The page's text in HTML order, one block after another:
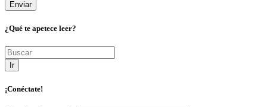
¿Qué te apetece leer?
Ir
¡Conéctate!